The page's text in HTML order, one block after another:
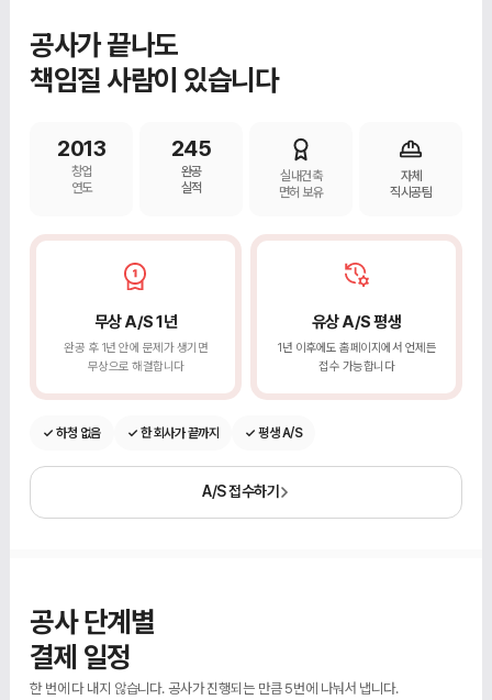
공사가 끝나도
책임질 사람이 있습니다
2013
창업
연도
245
완공
실적
실내건축
면허 보유
자체
직시공팀
무상 A/S 1년
완공 후 1년 안에 문제가 생기면
무상으로 해결합니다
유상 A/S 평생
1년 이후에도 홈페이지에서 언제든
접수 가능합니다
✓ 하청 없음 ✓ 한 회사가 끝까지 ✓ 평생 A/S
A/S 접수하기
공사 단계별
결제 일정
한 번에 다 내지 않습니다. 공사가 진행되는 만큼 5번에 나눠서 냅니다.